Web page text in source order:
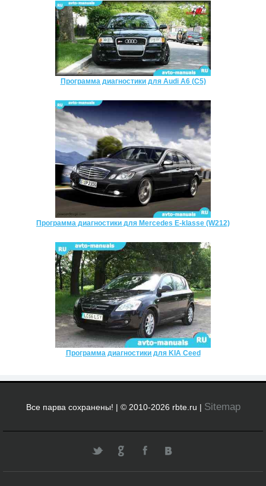
Программа диагностики для Audi A6 (C5)
Программа диагностики для Mercedes E-klasse (W212)
Программа диагностики для KIA Ceed
Все парва сохранены! | © 2010-2026 rbte.ru | Sitemap